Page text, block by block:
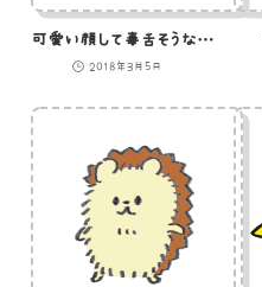
可愛い顔して毒舌そうなひよこのイラスト
2018年3月5日